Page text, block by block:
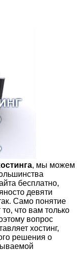
, мы можем
бесплатно,
девяти
Само понятие
что вам только
вопрос
хостинг,
решения о